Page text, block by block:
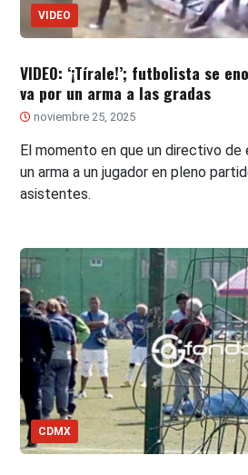
VIDEO
VIDEO: ‘¡Tírale!’; futbolista se
va por un arma a las gradas
noviembre 25, 2025
El momento en que un directivo
un arma a un jugador en pleno
asistentes.
CDMX